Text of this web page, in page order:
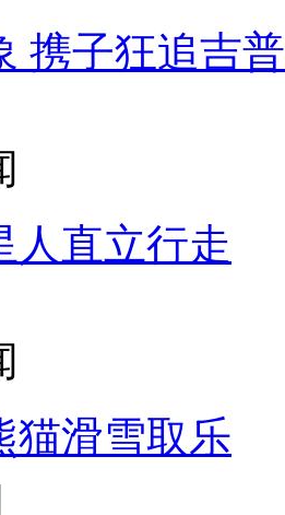
携子狂追吉
人直立行走
猫滑雪取乐